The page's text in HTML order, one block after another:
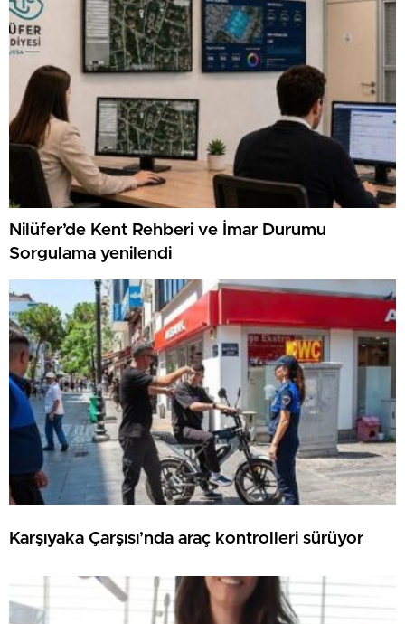
Nilüfer’de Kent Rehberi ve İmar Durumu
Sorgulama yenilendi
Karşıyaka Çarşısı’nda araç kontrolleri sürüyor